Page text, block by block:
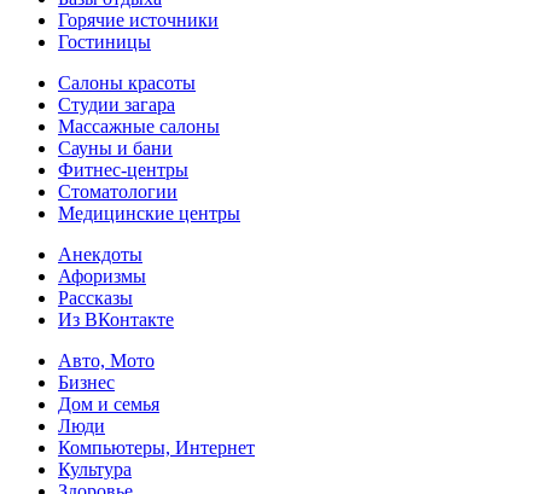
Горячие источники
Гостиницы
Салоны красоты
Студии загара
Массажные салоны
Сауны и бани
Фитнес-центры
Стоматологии
Медицинские центры
Анекдоты
Афоризмы
Рассказы
Из ВКонтакте
Авто, Мото
Бизнес
Дом и семья
Люди
Компьютеры, Интернет
Культура